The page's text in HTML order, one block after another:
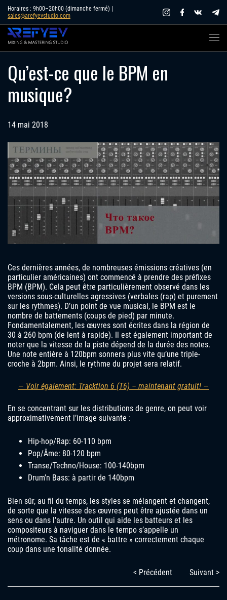
Skip
content
Horaires : 9h00–20h00 (dimanche fermé) |
sales@arefyevstudio.com
Qu’est-ce que le BPM en
musique?
14 mai 2018
Ces dernières années, de nombreuses émissions créatives (en
particulier américaines) ont commencé à prendre des préfixes
BPM (BPM). Cela peut être particulièrement observé dans les
versions sous-culturelles agressives (verbales (rap) et purement
sur les rythmes). D’un point de vue musical, le BPM est le
nombre de battements (coups de pied) par minute.
Fondamentalement, les œuvres sont écrites dans la région de
30 à 260 bpm (de lent à rapide). Il est également important de
noter que la vitesse de la piste dépend de la durée des notes.
Une note entière à 120bpm sonnera plus vite qu’une triple-
croche à 2bpm. Ainsi, le rythme du projet sera relatif.
— Voir également: Tracktion 6 (T6) – maintenant gratuit! —
En se concentrant sur les distributions de genre, on peut voir
approximativement l’image suivante :
Hip-hop/Rap: 60-110 bpm
Pop/Âme: 80-120 bpm
Transe/Techno/House: 100-140bpm
Drum’n Bass: à partir de 140bpm
Bien sûr, au fil du temps, les styles se mélangent et changent,
de sorte que la vitesse des œuvres peut être ajustée dans un
sens ou dans l’autre. Un outil qui aide les batteurs et les
compositeurs à naviguer dans le tempo s’appelle un
métronome. Sa tâche est de « battre » correctement chaque
coup dans une tonalité donnée.
< Précédent Suivant >